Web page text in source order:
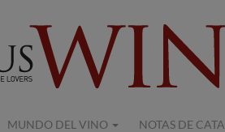
MUNDO DEL VINO NOTAS DE CATA